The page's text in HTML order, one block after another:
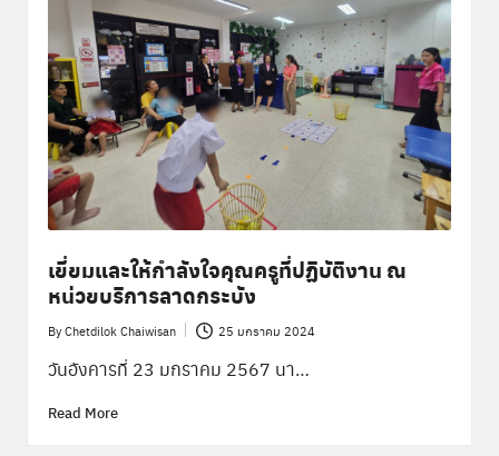
เยี่ยมและให้กำลังใจคุณครูที่ปฏิบัติงาน ณ
หน่วยบริการลาดกระบัง
Posted
by
ByChetdilok Chaiwisan 25 มกราคม 2024
วันอังคารที่ 23 มกราคม 2567 นา…
Read More